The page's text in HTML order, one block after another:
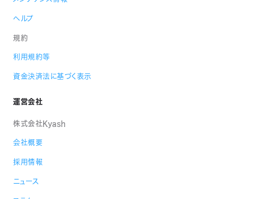
ヘルプ
規約
利用規約等
資金決済法に基づく表示
運営会社
株式会社Kyash
会社概要
採用情報
ニュース